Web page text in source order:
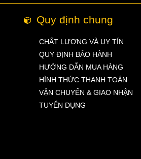
Quy định chung
CHẤT LƯỢNG VÀ UY TÍN
QUY ĐỊNH BẢO HÀNH
HƯỚNG DẪN MUA HÀNG
HÌNH THỨC THANH TOÁN
VẬN CHUYỂN & GIAO NHẬN
TUYỂN DỤNG